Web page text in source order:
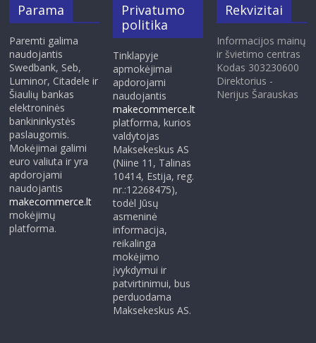
Parama
Paremti galima
naudojantis
Swedbank, Seb,
Luminor, Citadele ir
Šiaulių bankas
elektroninės
bankininkystės
paslaugomis.
Mokėjimai galimi
euro valiuta ir yra
apdorojami
naudojantis
makecommerce.lt
mokėjimų
platforma.
Privatumo
politika
Tinklapyje
apmokėjimai
apdorojami
naudojantis
makecommerce.lt
platforma, kurios
valdytojas
Maksekeskus AS
(Niine 11, Talinas
10414, Estija, reg.
nr.:12268475),
todėl Jūsų
asmeninė
informacija,
reikalinga
mokėjimo
įvykdymui ir
patvirtinimui, bus
perduodama
Maksekeskus AS.
Rekvizitai
Informacijos mainų
ir švietimo centras
Kodas 303230600
Direktorius -
Nerijus Šarauskas